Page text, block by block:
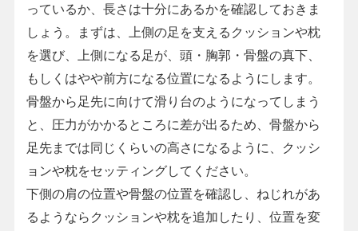
っているか、長さは十分にあるかを確認しておきま
しょう。まずは、上側の足を支えるクッションや枕
を選び、上側になる足が、頭・胸郭・骨盤の真下、
もしくはやや前方になる位置になるようにします。
骨盤から足先に向けて滑り台のようになってしまう
と、圧力がかかるところに差が出るため、骨盤から
足先までは同じくらいの高さになるように、クッシ
ョンや枕をセッティングしてください。
下側の肩の位置や骨盤の位置を確認し、ねじれがあ
るようならクッションや枕を追加したり、位置を変